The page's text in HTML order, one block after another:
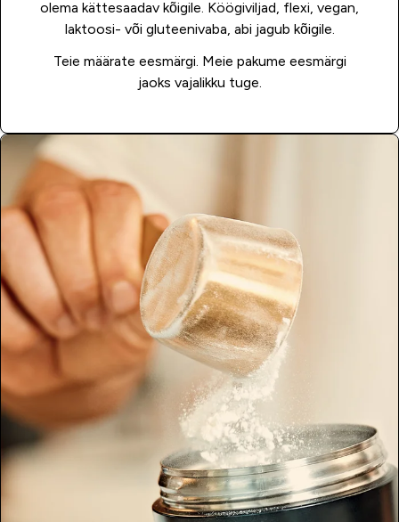
olema kättesaadav kõigile. Köögiviljad, flexi, vegan,
laktoosi- või gluteenivaba, abi jagub kõigile.
Teie määrate eesmärgi. Meie pakume eesmärgi
jaoks vajalikku tuge.